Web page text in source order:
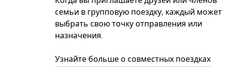
семьи в групповую поездку, каждый может
выбрать свою точку отправления или
назначения.
Узнайте больше о совместных поездках